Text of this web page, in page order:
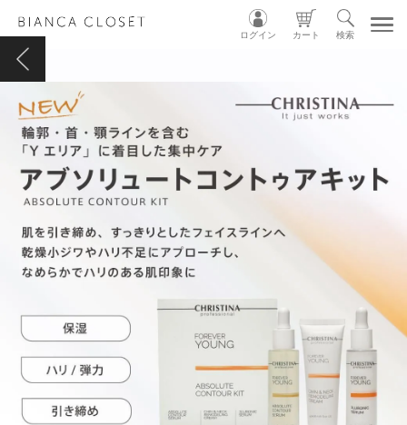
ログイン カート 検索
TOP
MY ACCOUNT
CART
LOGIN
ショップガイド
グループ別
INSTAGRAM
BIANCA CLINIC